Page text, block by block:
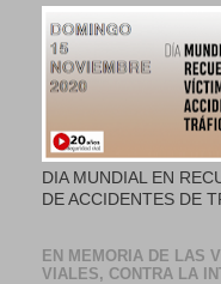
DIA MUNDIAL EN
DE ACCIDENTES DE
EN MEMORIA DE LAS
VIALES, CONTRA LA